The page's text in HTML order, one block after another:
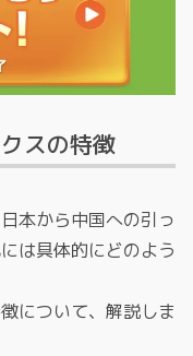
スの特徴
本から中国への引っ
は具体的にどのよう
について、解説しま